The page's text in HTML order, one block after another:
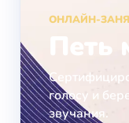
ОНЛАЙН-
Петь
голосу и
звучания.